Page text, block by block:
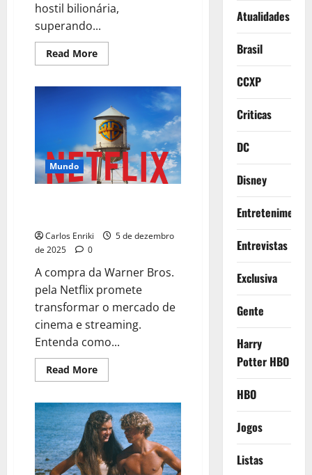
hostil bilionária,
superando...
Read MoreRead
more
oferta
hostil
e
ameaça
acordo
da
Warner
Mundo
Carlos Enriki
5 de dezembro
de 2025
0
A compra da Warner Bros.
pela Netflix promete
transformar o mercado de
cinema e streaming.
Entenda como...
Read MoreRead
more
vence
disputa
pela
compra
da
Warner
Bros
Atualidades
Brasil
CCXP
Criticas
DC
Disney
Entretenimento
Entrevistas
Exclusiva
Gente
Harry
Potter HBO
HBO
Jogos
Listas